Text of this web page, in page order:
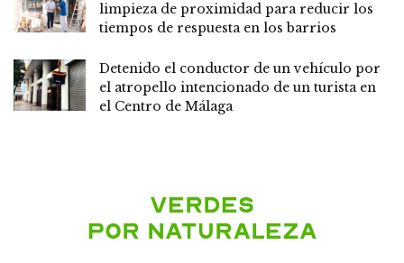
limpieza de proximidad para reducir los
tiempos de respuesta en los barrios
Detenido el conductor de un vehículo por
el atropello intencionado de un turista en
el Centro de Málaga